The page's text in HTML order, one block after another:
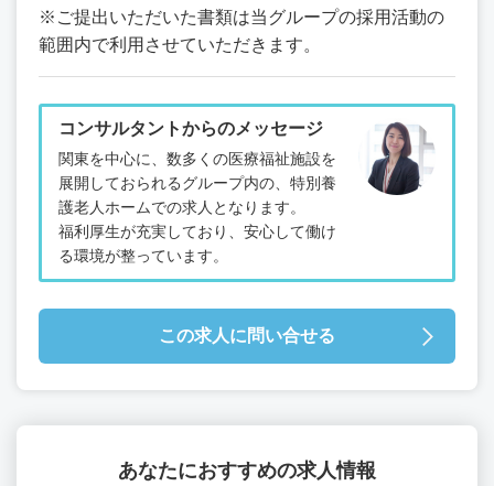
※ご提出いただいた書類は当グループの採用活動の
範囲内で利用させていただきます。
コンサルタントからのメッセージ
関東を中心に、数多くの医療福祉施設を
展開しておられるグループ内の、特別養
護老人ホームでの求人となります。
福利厚生が充実しており、安心して働け
る環境が整っています。
この求人に問い合せる
あなたにおすすめの求人情報